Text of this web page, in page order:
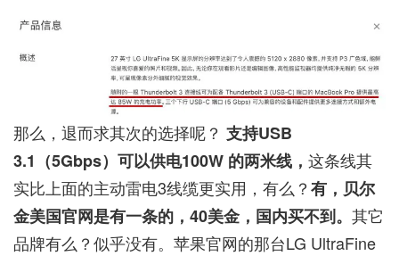
那么，退而求其次的选择呢？ 支持USB
3.1（5Gbps）可以供电100W 的两米线， 这条线其
实比上面的主动雷电3线缆更实用，有么？有，贝尔
金美国官网是有一条的，40美金，国内买不到。 其它
品牌有么？似乎没有。苹果官网的那台LG UltraFine